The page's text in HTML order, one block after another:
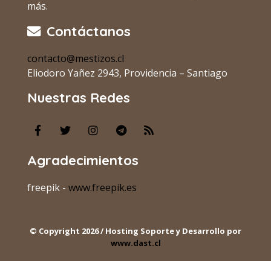
más.
Contáctanos
contacto@mestizos.cl
Eliodoro Yañez 2943, Providencia – Santiago
Nuestras Redes
Agradecimientos
freepik - www.freepik.es
© Copyright 2026 / Hosting Soporte y Desarrollo por
www.dast.cl